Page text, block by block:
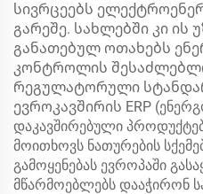
სივრცეებს
გარეშე. სახლებში კი
განათებულ ოთახებს
კონტროლის
რეგულატორული
ევროკავშირის ERP
დაკავშირებული
მოითხოვს ნათურების
გამოყენებას ევროპაში
მწარმოებლებს დააჭირონ